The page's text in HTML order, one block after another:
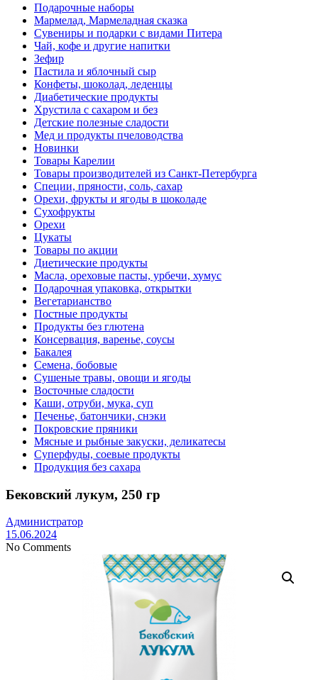
Подарочные наборы
Мармелад, Мармеладная сказка
Сувениры и подарки с видами Питера
Чай, кофе и другие напитки
Зефир
Пастила и яблочный сыр
Конфеты, шоколад, леденцы
Диабетические продукты
Хрустила с сахаром и без
Детские полезные сладости
Мед и продукты пчеловодства
Новинки
Товары Карелии
Товары производителей из Санкт-Петербурга
Специи, пряности, соль, сахар
Орехи, фрукты и ягоды в шоколаде
Сухофрукты
Орехи
Цукаты
Товары по акции
Диетические продукты
Масла, ореховые пасты, урбечи, хумус
Подарочная упаковка, открытки
Вегетарианство
Постные продукты
Продукты без глютена
Консервация, варенье, соусы
Бакалея
Семена, бобовые
Сушеные травы, овощи и ягоды
Восточные сладости
Каши, отруби, мука, суп
Печенье, батончики, снэки
Покровские пряники
Мясные и рыбные закуски, деликатесы
Суперфуды, соевые продукты
Продукция без сахара
Бековский лукум, 250 гр
Администратор
15.06.2024
No Comments